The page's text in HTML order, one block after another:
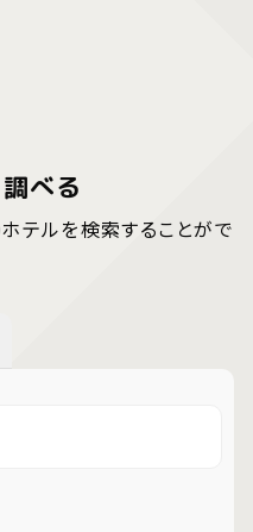
べる
テルを検索することがで